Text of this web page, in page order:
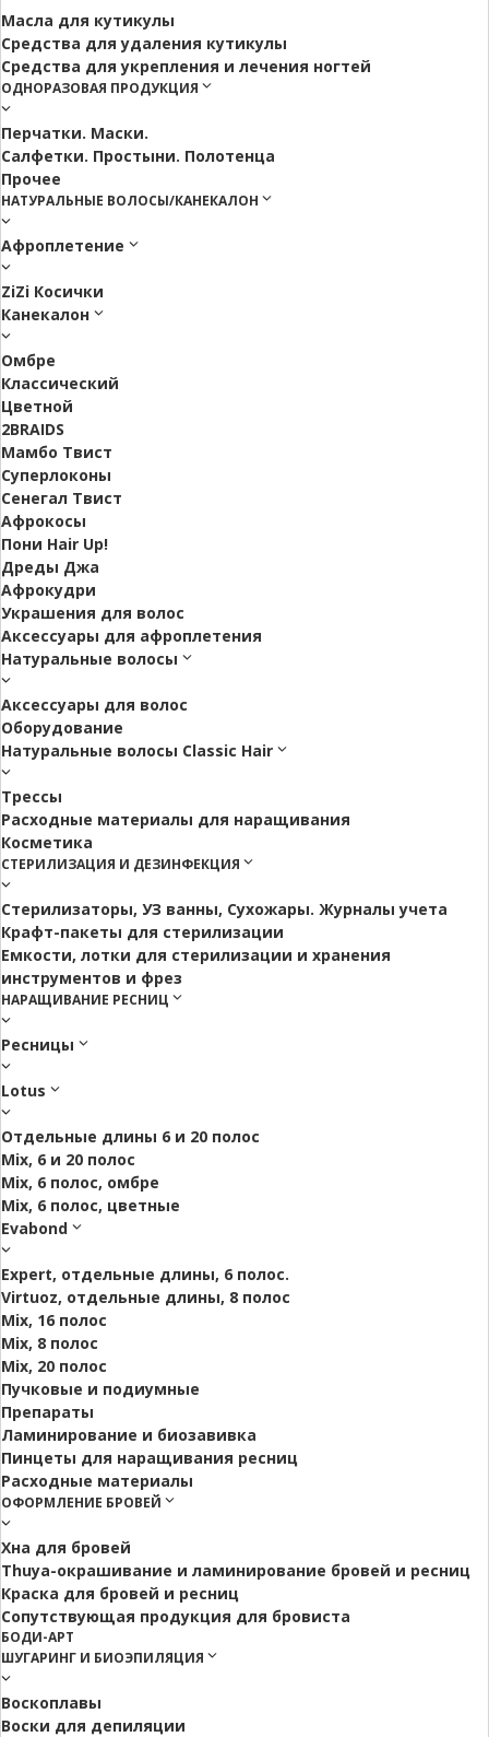
Масла для кутикулы
Средства для удаления кутикулы
Средства для укрепления и лечения ногтей
ОДНОРАЗОВАЯ ПРОДУКЦИЯ
Перчатки. Маски.
Салфетки. Простыни. Полотенца
Прочее
НАТУРАЛЬНЫЕ ВОЛОСЫ/КАНЕКАЛОН
Афроплетение
ZiZi Косички
Канекалон
Омбре
Классический
Цветной
2BRAIDS
Мамбо Твист
Суперлоконы
Сенегал Твист
Афрокосы
Пони Hair Up!
Дреды Джа
Афрокудри
Украшения для волос
Аксессуары для афроплетения
Натуральные волосы
Аксессуары для волос
Оборудование
Натуральные волосы Classic Hair
Трессы
Расходные материалы для наращивания
Косметика
СТЕРИЛИЗАЦИЯ И ДЕЗИНФЕКЦИЯ
Стерилизаторы, УЗ ванны, Сухожары. Журналы учета
Крафт-пакеты для стерилизации
Емкости, лотки для стерилизации и хранения
инструментов и фрез
НАРАЩИВАНИЕ РЕСНИЦ
Ресницы
Lotus
Отдельные длины 6 и 20 полос
Mix, 6 и 20 полос
Mix, 6 полос, омбре
Mix, 6 полос, цветные
Evabond
Expert, отдельные длины, 6 полос.
Virtuoz, отдельные длины, 8 полос
Mix, 16 полос
Mix, 8 полос
Mix, 20 полос
Пучковые и подиумные
Препараты
Ламинирование и биозавивка
Пинцеты для наращивания ресниц
Расходные материалы
ОФОРМЛЕНИЕ БРОВЕЙ
Хна для бровей
Thuya-окрашивание и ламинирование бровей и ресниц
Краска для бровей и ресниц
Сопутствующая продукция для бровиста
БОДИ-АРТ
ШУГАРИНГ И БИОЭПИЛЯЦИЯ
Воскоплавы
Воски для депиляции